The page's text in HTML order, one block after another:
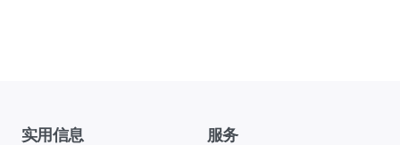
实用信息 服务